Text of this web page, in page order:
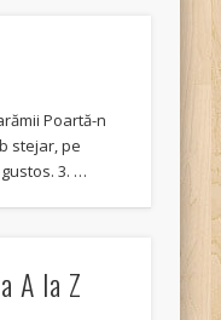
Poartă-n
stejar, pe
3. …
A la Z